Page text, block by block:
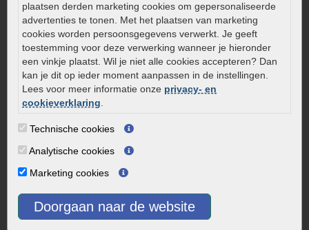
plaatsen derden marketing cookies om gepersonaliseerde
advertenties te tonen. Met het plaatsen van marketing
cookies worden persoonsgegevens verwerkt. Je geeft
toestemming voor deze verwerking wanneer je hieronder
een vinkje plaatst. Wil je niet alle cookies accepteren? Dan
kan je dit op ieder moment aanpassen in de instellingen.
Lees voor meer informatie onze privacy- en
cookieverklaring.
Technische cookies
Analytische cookies
Marketing cookies
Doorgaan naar de website
0320 – 219170
Kaapstanderweg 41
8243 RB Lelystad
info@onlinetuinwarenhuis.nl
Routebeschrijving
Openingstijden
Maandag
Dinsdag
Woensdag
Vrijdag
08:00 - 17:00
Zaterdag
08:00 - 15.00